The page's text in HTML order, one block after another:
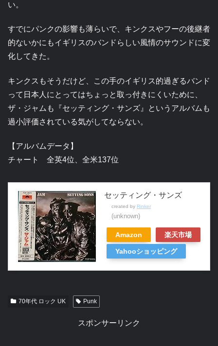
い。
すでにパンクの影響も薄らいで、キンクスやフーの後継者
的ないかにもイギリスのバンドらしい風情のサウンドに変
化してきた。
キンクスもそうだけど、この手のイギリス的過ぎるバンド
って日本人にとってはちょっと取っ付きにくいために、
ザ・ジャムも『セッティング・サンズ』というアルバムも
過小評価されている気がしてならない。
【アルバムデータ】
チャート 全英4位、全米137位
セッティング・サンズ
created by Rinker
(unknown)
Amazon 楽天市場
Yahooショッピング
70年代 ロック UK Punk
スポンサーリンク